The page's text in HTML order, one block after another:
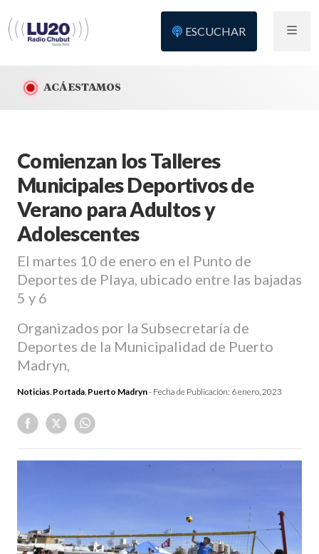
ESCUCHAR
ACÁ ESTAMOS
Comienzan los Talleres
Municipales Deportivos de
Verano para Adultos y
Adolescentes
El martes 10 de enero en el Punto de
Deportes de Playa, ubicado entre las bajadas
5 y 6
Organizados por la Subsecretaría de
Deportes de la Municipalidad de Puerto
Madryn,
Noticias, Portada, Puerto Madryn- Fecha de Publicación: 6 enero, 2023